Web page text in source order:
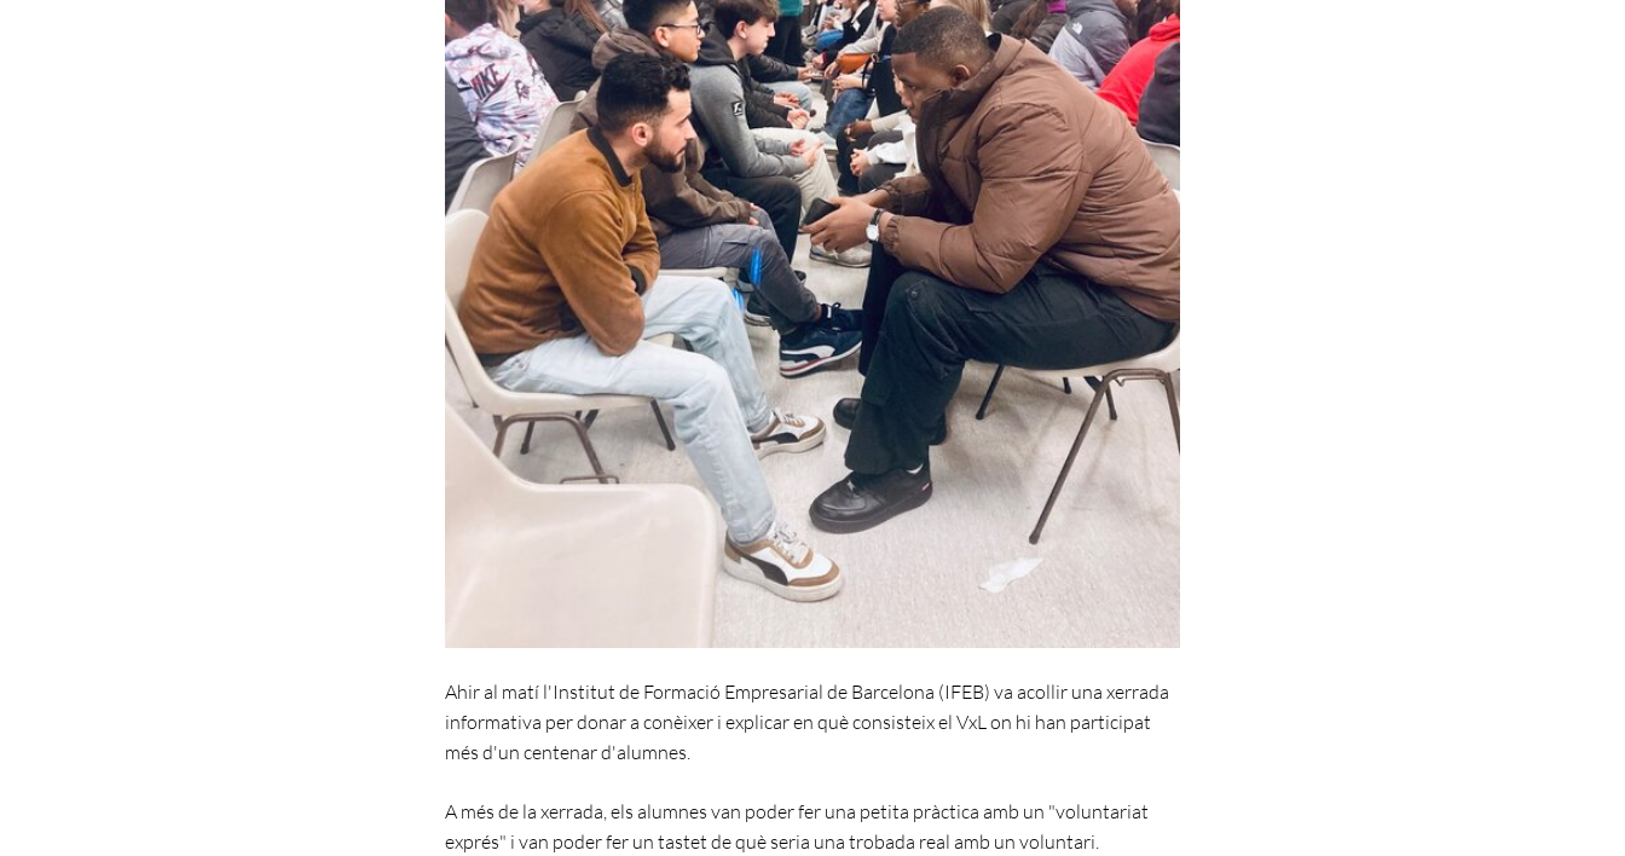
Ahir al matí l'Institut de Formació Empresarial de Barcelona (IFEB) va acollir una xerrada
informativa per donar a conèixer i explicar en què consisteix el VxL on hi han participat
més d'un centenar d'alumnes.
A més de la xerrada, els alumnes van poder fer una petita pràctica amb un "voluntariat
exprés" i van poder fer un tastet de què seria una trobada real amb un voluntari.